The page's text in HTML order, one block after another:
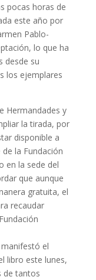
pocas horas de
este año por
Pablo-
lo que ha
desde su
los ejemplares
Hermandades y
la tirada, por
disponible a
la Fundación
en la sede del
que aunque
gratuita, el
recaudar
el
libro este lunes,
de tantos